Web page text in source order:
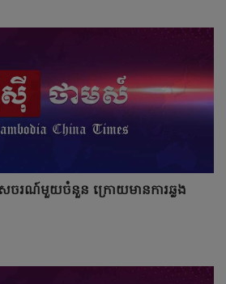
ចរណ៍មួយចំនួន ក្រោយមានការឆ្លង